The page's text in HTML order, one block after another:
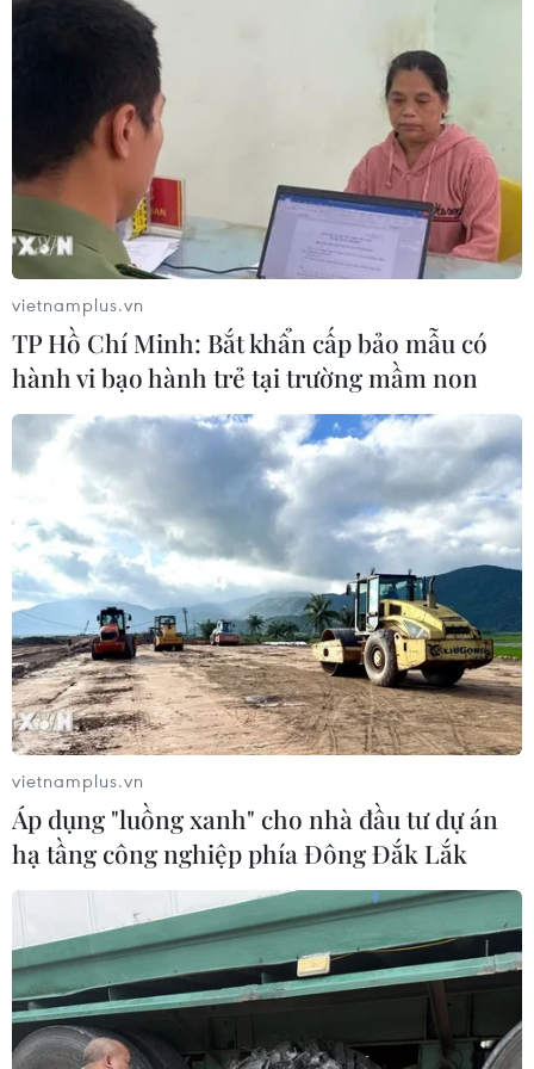
Trí thức Việt tại Singapore thúc đẩy phát
triển công nghệ trong nước
20/05/2017 13:04
Nhóm Hành trình Việt tại Singapore đã tổ chức hội thảo
"Việt Nam và Cuộc cách mạng số: Đối thoại với Viettel,"
với sự tham dự của gần 200 trí thức người Việt đang
sinh sống và làm việc tại Singapore.
vietnamplus.vn
TP Hồ Chí Minh: Bắt khẩn cấp bảo mẫu có
hành vi bạo hành trẻ tại trường mầm non
vietnamplus.vn
Áp dụng "luồng xanh" cho nhà đầu tư dự án
hạ tầng công nghiệp phía Đông Đắk Lắk